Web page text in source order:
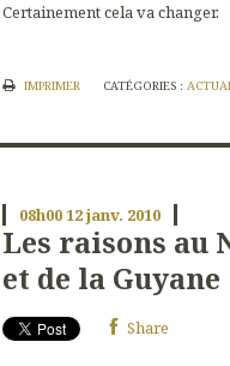
Certainement cela va changer.
IMPRIMER CATÉGORIES :
08h0012janv. 2010
Les raisons au
et de la Guyane
Share